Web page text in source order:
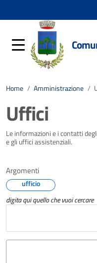
Home / Amministrazione /
Uffici
Le informazioni e i contatti
e gli uffici assistenziali.
Argomenti
ufficio
digita qui quello che vuoi cercare